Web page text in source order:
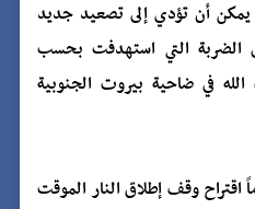
يمكن أن تؤدي إلى تصعيد جديد
الضربة التي استهدفت بحسب
في ضاحية بيروت الجنوبية
اقتراح وقف إطلاق النار الموقت